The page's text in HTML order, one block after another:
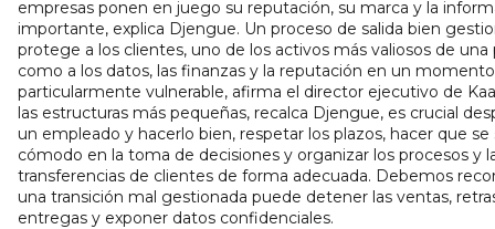
empresas ponen en juego su reputación, su marca y la
importante, explica Djengue. Un proceso de salida bien
protege a los clientes, uno de los activos más valiosos de una
como a los datos, las finanzas y la reputación en un momento
particularmente vulnerable, afirma el director ejecutivo de
las estructuras más pequeñas, recalca Djengue, es crucial
un empleado y hacerlo bien, respetar los plazos, hacer que se
cómodo en la toma de decisiones y organizar los procesos y
transferencias de clientes de forma adecuada. Debemos
una transición mal gestionada puede detener las ventas,
entregas y exponer datos confidenciales.